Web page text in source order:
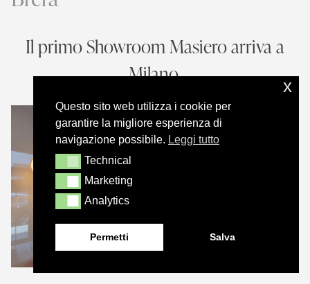
Questo sito web utilizza i cookie per
garantire la migliore esperienza di
navigazione possibile. Leggi tutto
TechnicalTechnical
MarketingMarketing
AnalyticsAnalytics
Permetti Salva
x
Il primo ShowroomMasiero arriva a
Milano.